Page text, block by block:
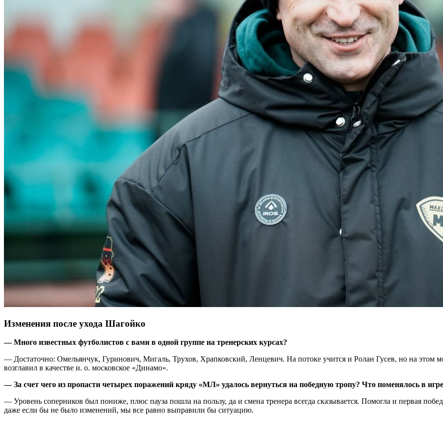
Изменения после ухода Шагойко
— Много известных футболистов с вами в одной группе на тренерских курсах?
— Достаточно: Омельянчук, Гуринович, Мигаль, Трухов, Храпковский, Ленцевич. На потоке учится и Ролан Гусев, но на этом
возглавил в качестве и. о. московское «Динамо».
— За счет чего из пропасти четырех поражений кряду «МЛ» удалось вернуться на победную тропу? Что поменялось в
— Уровень соперников был пониже, плюс пауза пошла на пользу, да и смена тренера всегда сказывается. Помогла и первая
даже если бы не было изменений, мы все равно выправили бы ситуацию.